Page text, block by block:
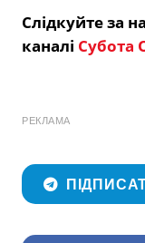
Слідкуйте за
каналі Субота
РЕКЛАМА